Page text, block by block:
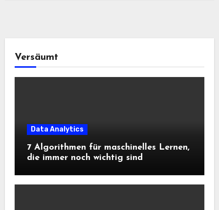
Versäumt
Data Analytics
7 Algorithmen für maschinelles Lernen,
die immer noch wichtig sind